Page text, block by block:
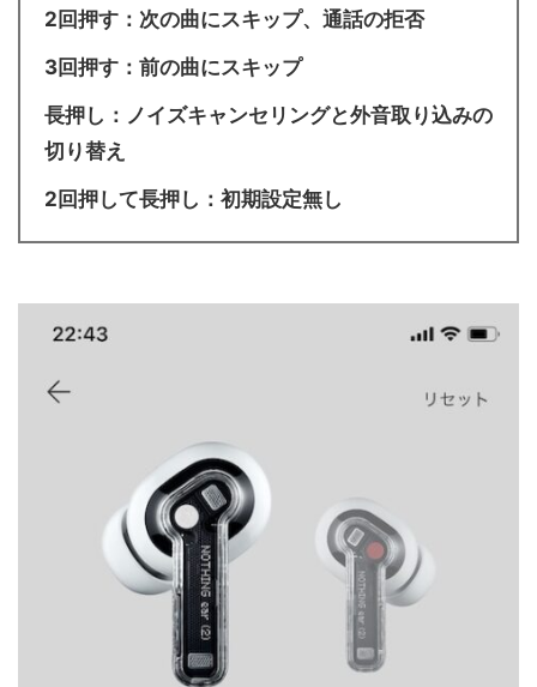
2回押す：次の曲にスキップ、通話の拒否
3回押す：前の曲にスキップ
長押し：ノイズキャンセリングと外音取り込みの
切り替え
2回押して長押し：初期設定無し